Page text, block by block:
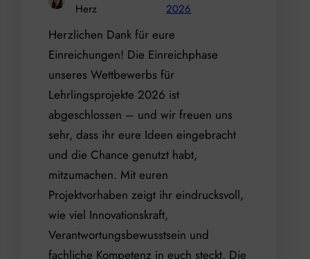
Herz
2026
Herzlichen Dank für eure
Einreichungen! Die Einreichphase
unseres Wettbewerbs für
Lehrlingsprojekte 2026 ist
abgeschlossen – und wir freuen uns
sehr, dass ihr eure Ideen eingebracht
und die Chance genutzt habt,
mitzumachen. Mit euren
Projektvorhaben zeigt ihr eindrucksvoll,
wie viel Innovationskraft,
Verantwortungsbewusstsein und
fachliche Kompetenz in euch steckt. Die